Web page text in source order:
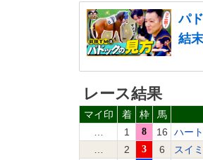
パ
結
レース結果
マイ印 着 枠 馬
1 8 16 ハー
2 3 6 スイ